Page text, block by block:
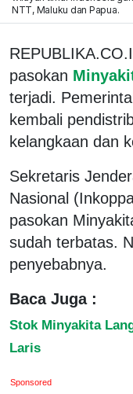
NTT, Maluku dan Papua.
pasokan
terjadi.
kembali
kelangkaan dan
Sekretaris
Nasional
pasokan
sudah terbatas.
penyebabnya.
Baca Juga :
Stok Minyakita
Laris
Sponsored